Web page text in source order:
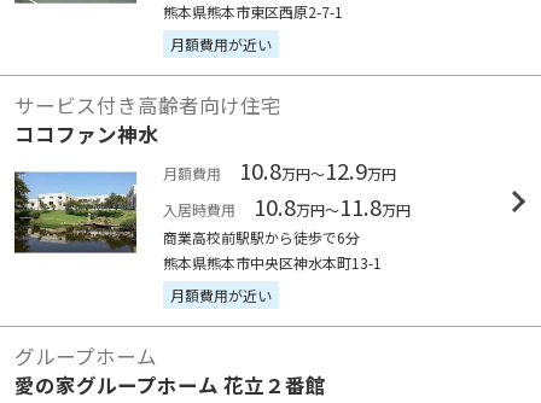
熊本県熊本市東区西原2-7-1
月額費用が近い
サービス付き高齢者向け住宅
ココファン神水
月額費用 10.8万円～12.9万円
入居時費用
10.8万円～11.8万円
商業高校前駅駅から徒歩で6分
熊本県熊本市中央区神水本町13-1
月額費用が近い
グループホーム
愛の家グループホーム 花立２番館